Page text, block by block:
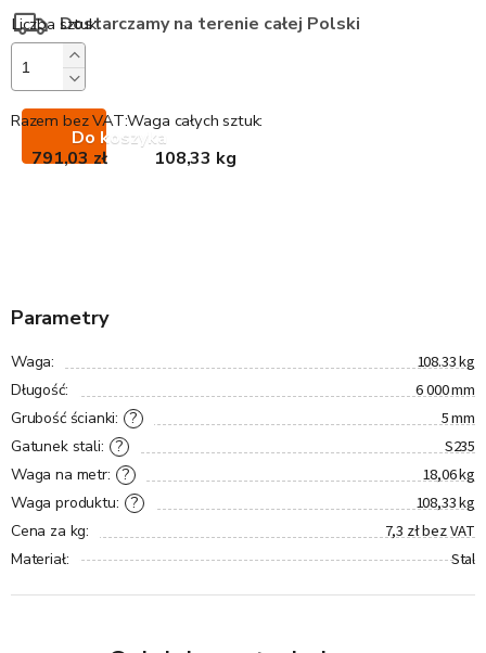
Dostarczamy na terenie całej Polski
Do koszyka
Waga całych sztuk:
108,33 kg
Razem bez VAT:
791,03 zł
Parametry
Waga: 108.33 kg
Długość: 6 000 mm
?
Grubość ścianki: 5 mm
?
Gatunek stali: S235
?
Waga na metr: 18,06 kg
?
Waga produktu: 108,33 kg
Cena za kg: 7,3 zł bez VAT
Materiał: Stal